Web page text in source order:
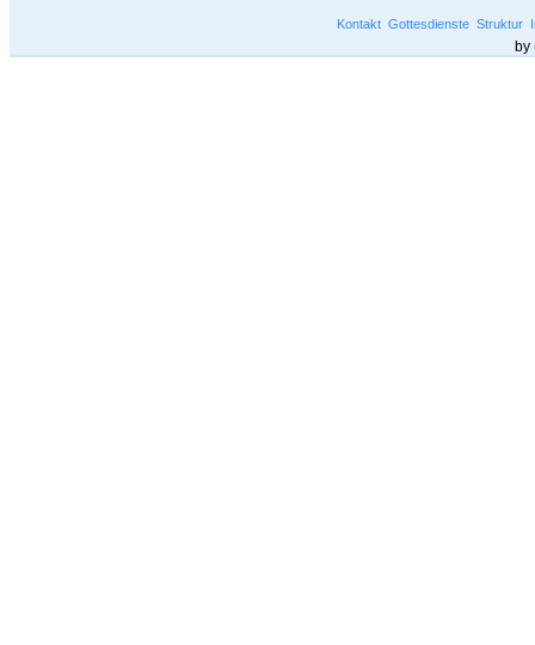
Kontakt Gottesdienste Struktur
by